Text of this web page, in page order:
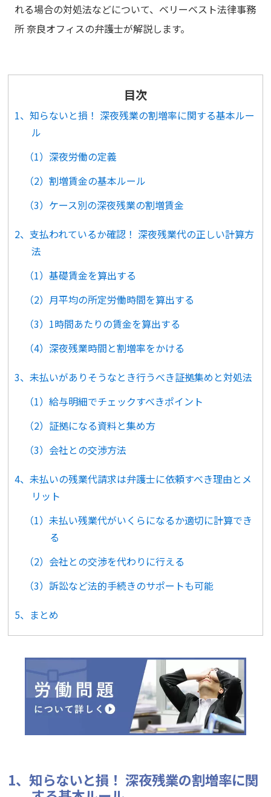
れる場合の対処法などについて、ベリーベスト法律事務
所 奈良オフィスの弁護士が解説します。
目次
1、知らないと損！ 深夜残業の割増率に関する基本ルー
ル
（1）深夜労働の定義
（2）割増賃金の基本ルール
（3）ケース別の深夜残業の割増賃金
2、支払われているか確認！ 深夜残業代の正しい計算方
法
（1）基礎賃金を算出する
（2）月平均の所定労働時間を算出する
（3）1時間あたりの賃金を算出する
（4）深夜残業時間と割増率をかける
3、未払いがありそうなとき行うべき証拠集めと対処法
（1）給与明細でチェックすべきポイント
（2）証拠になる資料と集め方
（3）会社との交渉方法
4、未払いの残業代請求は弁護士に依頼すべき理由とメ
リット
（1）未払い残業代がいくらになるか適切に計算でき
る
（2）会社との交渉を代わりに行える
（3）訴訟など法的手続きのサポートも可能
5、まとめ
1、知らないと損！ 深夜残業の割増率に関